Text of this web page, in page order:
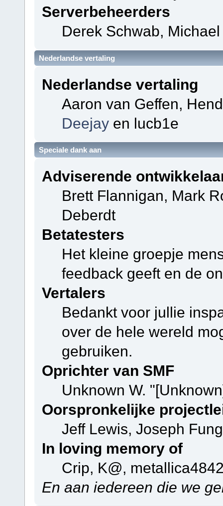
Serverbeheerders
Derek Schwab,
Nederlandse vertaling
Nederlandse vertaling
Aaron van Geffen,
Deejayen lucb1e
Speciale dank aan
Adviserende
Brett Flannigan, Mark
Deberdt
Betatesters
Het kleine groepje
feedback geeft en de
Vertalers
Bedankt voor jullie
over de hele wereld
gebruiken.
Oprichter van SMF
Unknown W.
Oorspronkelijke
Jeff Lewis, Joseph
In loving memory of
Crip, K@,
En aan iedereen die we